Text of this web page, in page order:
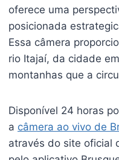
oferece uma
posicionada
Essa câmera
rio Itajaí, da cidade
montanhas que a
Disponível 24 horas
a câmera ao vivo de
através do site oficial